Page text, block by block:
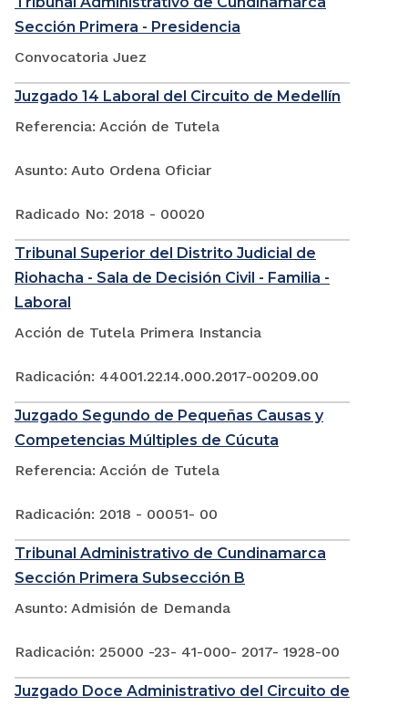
Sección Primera - Presidencia
Convocatoria Juez
Juzgado 14 Laboral del Circuito de Medellín
Referencia: Acción de Tutela
Asunto: Auto Ordena Oficiar
Radicado No: 2018 - 00020
Tribunal Superior del Distrito Judicial de
Riohacha - Sala de Decisión Civil - Familia -
Laboral
Acción de Tutela Primera Instancia
Radicación: 44001.22.14.000.2017-00209.00
Juzgado Segundo de Pequeñas Causas y
Competencias Múltiples de Cúcuta
Referencia: Acción de Tutela
Radicación: 2018 - 00051- 00
Tribunal Administrativo de Cundinamarca
Sección Primera Subsección B
Asunto: Admisión de Demanda
Radicación: 25000 -23- 41-000- 2017- 1928-00
Juzgado Doce Administrativo del Circuito de